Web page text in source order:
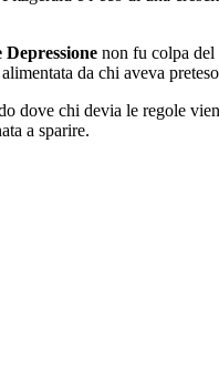
Depressione non fu colpa del
da chi aveva
dove chi devia le regole
a sparire.